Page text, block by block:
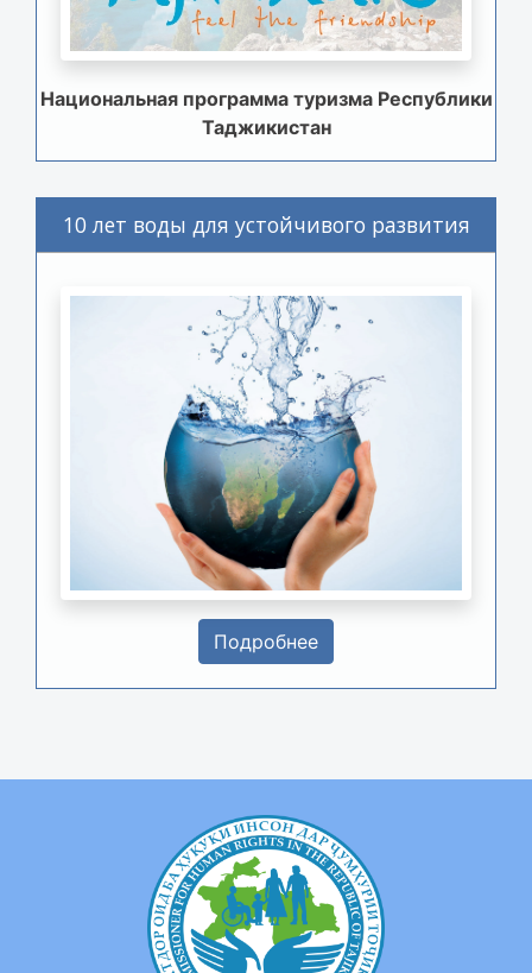
Национальная программа туризма Республики
Таджикистан
10 лет воды для устойчивого развития
Подробнее